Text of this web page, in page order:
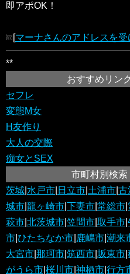
即アポOK！
[マーナさんのアドレスを受
**
おすすめリンク
セフレ
変態M女
H友作り
大人の交際
痴女とSEX
市町村別検索
茨城 水戸市 日立市 土浦市 古
城市 龍ヶ崎市 下妻市 常総市
萩市 北茨城市 笠間市 取手市
市 ひたちなか市 鹿嶋市 潮来
大宮市 那珂市 筑西市 坂東市
がうら市 桜川市 神栖市 行方